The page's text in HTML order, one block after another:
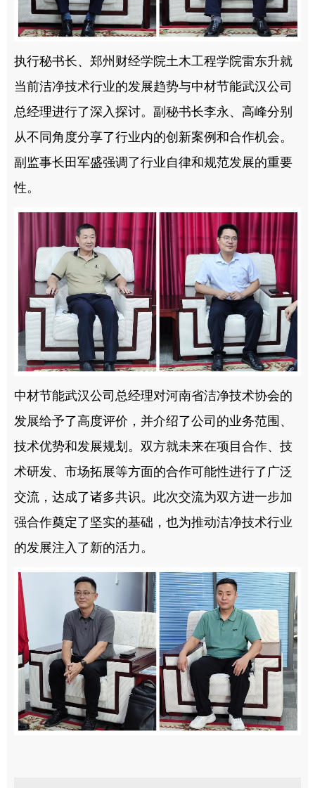
执行秘书长、郑州财经学院土木工程学院雷东升就
当前洁净技术行业的发展趋势与中材节能武汉公司
总经理进行了深入探讨。副秘书长李永、高峰分别
从不同角度分享了行业内的创新案例和合作机会。
副监事长田军盛强调了行业自律和规范发展的重要
性。
中材节能武汉公司总经理对河南省洁净技术协会的
发展给予了高度评价，并介绍了公司的业务范围、
技术优势和发展规划。双方就未来在项目合作、技
术研发、市场拓展等方面的合作可能性进行了广泛
交流，达成了诸多共识。此次交流为双方进一步加
强合作奠定了坚实的基础，也为推动洁净技术行业
的发展注入了新的活力。